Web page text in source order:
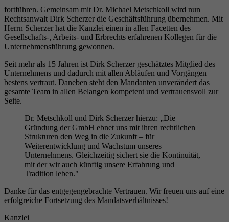
fortführen. Gemeinsam mit Dr. Michael Metschkoll wird nun
Rechtsanwalt Dirk Scherzer die Geschäftsführung übernehmen. Mit
Herrn Scherzer hat die Kanzlei einen in allen Facetten des
Gesellschafts-, Arbeits- und Erbrechts erfahrenen Kollegen für die
Unternehmensführung gewonnen.
Seit mehr als 15 Jahren ist Dirk Scherzer geschätztes Mitglied des
Unternehmens und dadurch mit allen Abläufen und Vorgängen
bestens vertraut. Daneben steht den Mandanten unverändert das
gesamte Team in allen Belangen kompetent und vertrauensvoll zur
Seite.
Dr. Metschkoll und Dirk Scherzer hierzu: „Die
Gründung der GmbH ebnet uns mit ihren rechtlichen
Strukturen den Weg in die Zukunft – für
Weiterentwicklung und Wachstum unseres
Unternehmens. Gleichzeitig sichert sie die Kontinuität,
mit der wir auch künftig unsere Erfahrung und
Tradition leben."
Danke für das entgegengebrachte Vertrauen. Wir freuen uns auf eine
erfolgreiche Fortsetzung des Mandatsverhältnisses!
Kanzlei